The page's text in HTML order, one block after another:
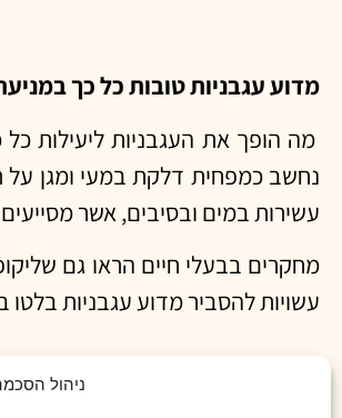
ניהול
מדוע עגבניות טובות כל כך
מה הופך את העגבניות ליעילות
נחשב כמפחית דלקת במעי ומגן על
עשירות במים ובסיבים, אשר
מחקרים בבעלי חיים הראו גם
עשויות להסביר מדוע עגבניות